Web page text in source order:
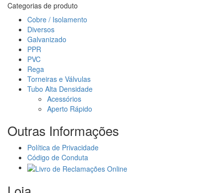
Categorias de produto
Cobre / Isolamento
Diversos
Galvanizado
PPR
PVC
Rega
Torneiras e Válvulas
Tubo Alta Densidade
Acessórios
Aperto Rápido
Outras Informações
Política de Privacidade
Código de Conduta